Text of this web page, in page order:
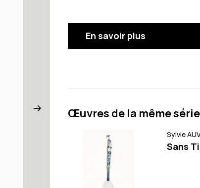
En savoir plus
Œuvres de la même série
Sylvie
Sans